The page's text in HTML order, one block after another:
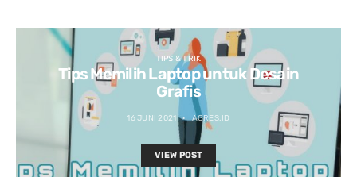
TIPS & TRIK
Tips Memilih Laptop untuk Desain
Grafis
16 JUNI 2021 AGRES.ID
VIEW POST